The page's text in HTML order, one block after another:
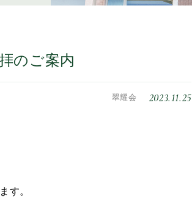
JSGラーニングセンター
のご案内
翠耀会 2023.11.25
す。